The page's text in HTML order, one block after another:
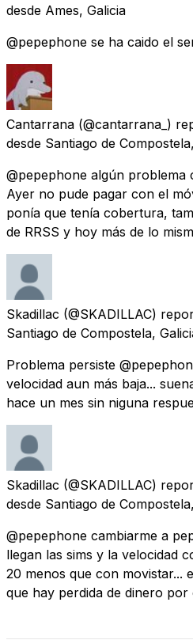
desde Ames, Galicia
@pepephone se ha caido el
Cantarrana (@cantarrana_)
desde Santiago de
@pepephone algún problema
Ayer no pude pagar con el
ponía que tenía cobertura,
de RRSS y hoy más de lo
Skadillac (@SKADILLAC)
Santiago de Compostela,
Problema persiste
velocidad aun más baja...
hace un mes sin niguna
Skadillac (@SKADILLAC)
desde Santiago de
@pepephone cambiarme a
llegan las sims y la velocidad
20 menos que con movistar...
que hay perdida de dinero